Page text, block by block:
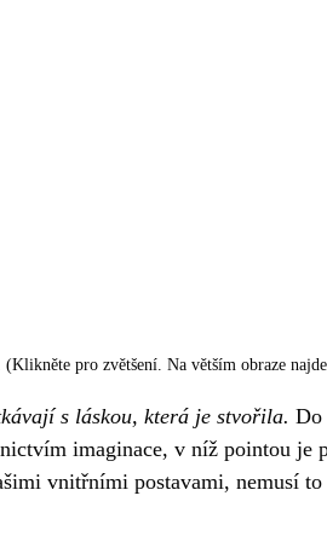
pro zvětšení. Na větším obraze
s láskou, která je stvořila. Do
imaginace, v níž pointou je
vnitřními postavami, nemusí